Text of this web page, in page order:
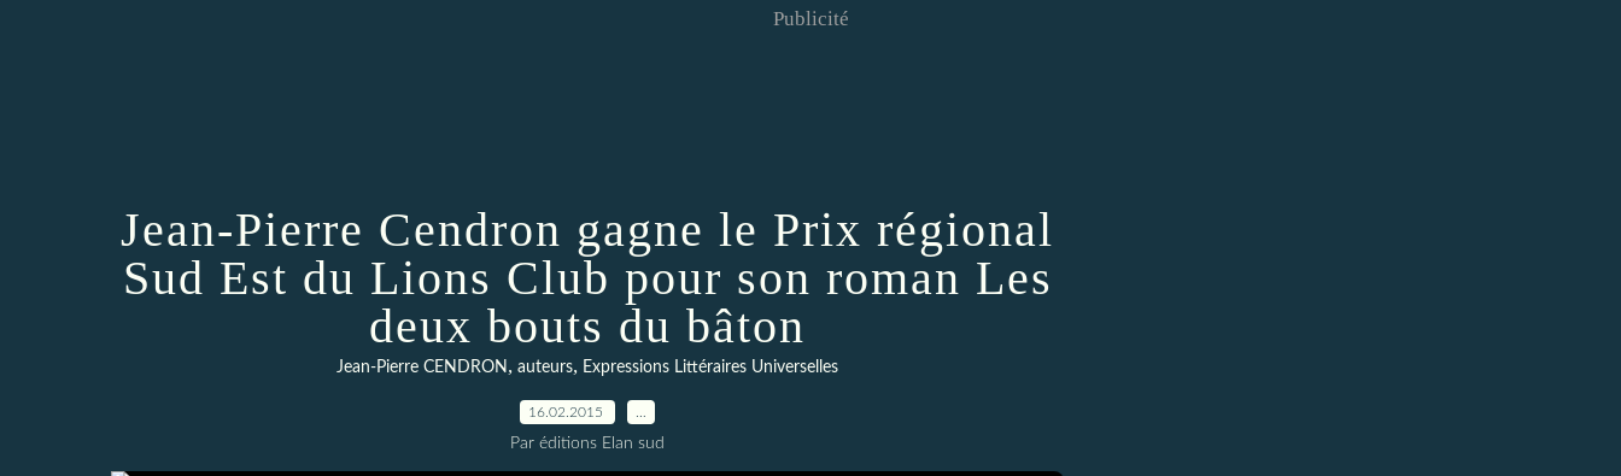
Publicité
Jean-Pierre Cendron gagne le Prix régional
Sud Est du Lions Club pour son roman Les
deux bouts du bâton
Jean-Pierre CENDRON , auteurs, Expressions Littéraires Universelles
16.02.2015
Par éditions Elan sud